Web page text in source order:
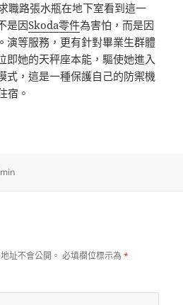
職路張水瓶在地下室看到這一
是因Skoda零件為害怕，而是因
演等服務，更有針對畢業生群體
即她的天秤座本能，驅使她進入
式，這是一種保護自己的防禦機
宿。
址不會公開。 必填欄位標示為*